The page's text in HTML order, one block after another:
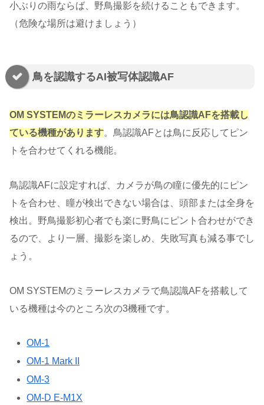
小ぶりの雨ならば、野鳥撮影を続けることもできます。
（危険な場所は避けましょう）
鳥を認識するAI被写体認識AF
OM SYSTEMのミラーレスカメラには鳥認識AFを搭載し
ている機種があります。鳥認識AFとは鳥に反応してピン
トを合わせてくれる機能。
鳥認識AFに設定すれば、カメラが鳥の瞳に優先的にピン
トを合わせ、瞳が検出できない場合は、頭部または全身を
検出。野鳥撮影初心者でも楽に野鳥にピント合わせができ
るので、より一層、撮影を楽しめ、失敗写真も減る事でし
ょう。
OM SYSTEMのミラーレスカメラで鳥認識AFを搭載して
いる機種は今のところ次の3機種です。
OM-1
OM-1 Mark II
OM-3
OM-D E-M1X